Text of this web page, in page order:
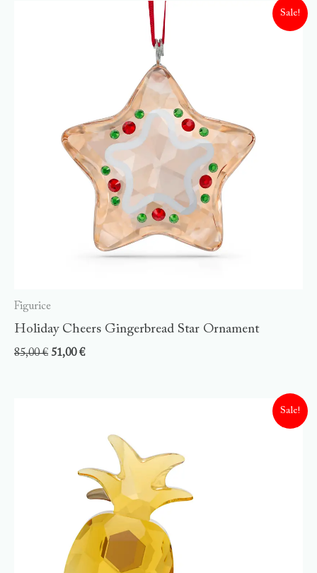
Sale!
Figurice
Holiday Cheers Gingerbread Star Ornament
85,00€ 51,00€
Sale!